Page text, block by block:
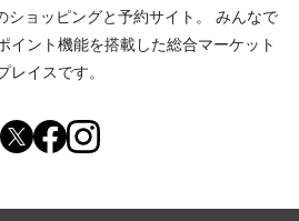
ショッピングと予約サイト。
みんなで
イント機能を搭載した総合マーケット
レイスです。